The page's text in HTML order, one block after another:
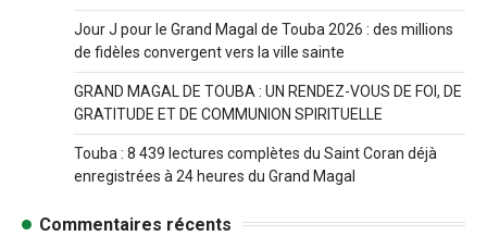
Jour J pour le Grand Magal de Touba 2026 : des millions
de fidèles convergent vers la ville sainte
GRAND MAGAL DE TOUBA : UN RENDEZ-VOUS DE FOI, DE
GRATITUDE ET DE COMMUNION SPIRITUELLE
Touba : 8 439 lectures complètes du Saint Coran déjà
enregistrées à 24 heures du Grand Magal
Commentaires récents